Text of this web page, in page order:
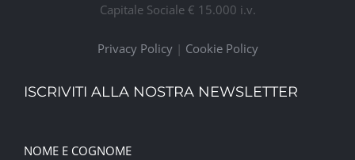
Capitale Sociale € 15.000 i.v.
Privacy Policy| Cookie Policy
ISCRIVITI ALLA NOSTRA NEWSLETTER
NOME E COGNOME